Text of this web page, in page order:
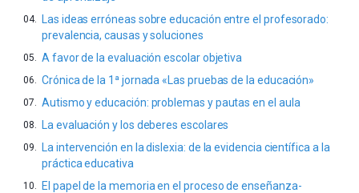
Las ideas erróneas sobre educación entre el profesorado:
prevalencia, causas y soluciones
A favor de la evaluación escolar objetiva
Crónica de la 1ª jornada «Las pruebas de la educación»
Autismo y educación: problemas y pautas en el aula
La evaluación y los deberes escolares
La intervención en la dislexia: de la evidencia científica a la
práctica educativa
El papel de la memoria en el proceso de enseñanza-